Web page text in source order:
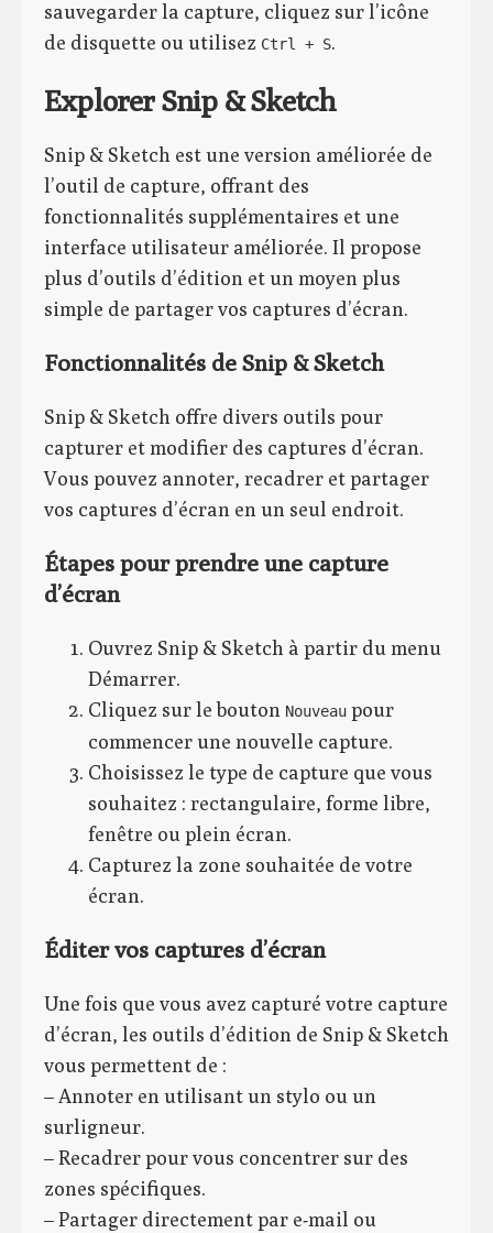
sauvegarder la capture, cliquez sur l’icône
de disquette ou utilisez Ctrl + S.
Explorer Snip & Sketch
Snip & Sketch est une version améliorée de
l’outil de capture, offrant des
fonctionnalités supplémentaires et une
interface utilisateur améliorée. Il propose
plus d’outils d’édition et un moyen plus
simple de partager vos captures d’écran.
Fonctionnalités de Snip & Sketch
Snip & Sketch offre divers outils pour
capturer et modifier des captures d’écran.
Vous pouvez annoter, recadrer et partager
vos captures d’écran en un seul endroit.
Étapes pour prendre une capture
d’écran
Ouvrez Snip & Sketch à partir du menu
Démarrer.
Cliquez sur le bouton Nouveau pour
commencer une nouvelle capture.
Choisissez le type de capture que vous
souhaitez : rectangulaire, forme libre,
fenêtre ou plein écran.
Capturez la zone souhaitée de votre
écran.
Éditer vos captures d’écran
Une fois que vous avez capturé votre capture
d’écran, les outils d’édition de Snip & Sketch
vous permettent de :
– Annoter en utilisant un stylo ou un
surligneur.
– Recadrer pour vous concentrer sur des
zones spécifiques.
– Partager directement par e-mail ou